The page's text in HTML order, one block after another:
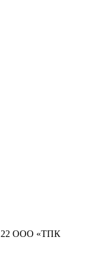
122 ООО «ТПК